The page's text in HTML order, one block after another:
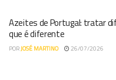
Azeites de Portugal: tratar
que é diferente
PORJOSÉ MARTINO 26/07/2026